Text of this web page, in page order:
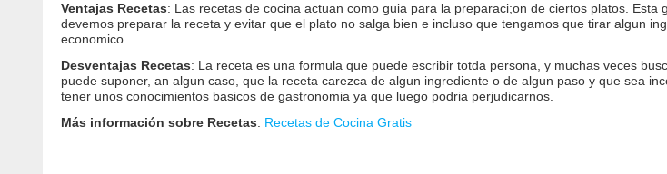
Ventajas Recetas: Las recetas de cocina actuan como guia para la preparaci;on de ciertos platos.
devemos preparar la receta y evitar que el plato no salga bien e incluso que tengamos que tirar algun
economico.
Desventajas Recetas: La receta es una formula que puede escribir totda persona, y muchas veces
puede suponer, an algun caso, que la receta carezca de algun ingrediente o de algun paso y que sea
tener unos conocimientos basicos de gastronomia ya que luego podria perjudicarnos.
Más información sobre Recetas: Recetas de Cocina Gratis